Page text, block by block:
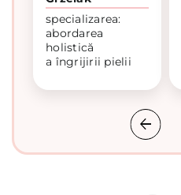
specializarea:
abordarea
holistică
a îngrijirii pielii